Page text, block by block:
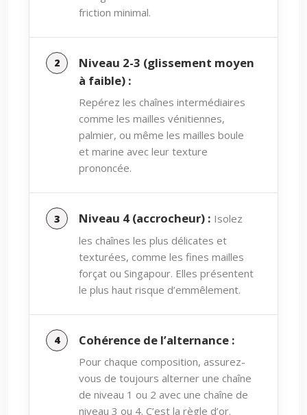
friction minimal.
Niveau 2-3 (glissement moyen
à faible) :
Repérez les chaînes intermédiaires
comme les mailles vénitiennes,
palmier, ou même les mailles boule
et marine avec leur texture
prononcée.
Niveau 4 (accrocheur) : Isolez
les chaînes les plus délicates et
texturées, comme les fines mailles
forçat ou Singapour. Elles présentent
le plus haut risque d’emmêlement.
Cohérence de l’alternance :
Pour chaque composition, assurez-
vous de toujours alterner une chaîne
de niveau 1 ou 2 avec une chaîne de
niveau 3 ou 4. C’est la règle d’or.